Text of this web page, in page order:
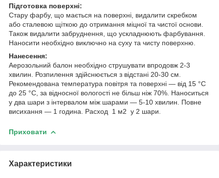
Підготовка поверхні:
Стару фарбу, що мається на поверхні, видалити скребком
або сталевою щіткою до отримання міцної та чистої основи.
Також видалити забруднення, що ускладнюють фарбування.
Наносити необхідно виключно на суху та чисту поверхню.
Нанесення:
Аерозольний балон необхідно струшувати впродовж 2-3
хвилин. Розпилення здійснюється з відстані 20-30 см.
Рекомендована температура повітря та поверхні — від 15 °C
до 25 °C, за відносної вологості не більш ніж 70%. Наноситься
у два шари з інтервалом між шарами — 5-10 хвилин. Повне
висихання — 1 година. Расход 1 м2 у 2 шари.
Приховати
Характеристики